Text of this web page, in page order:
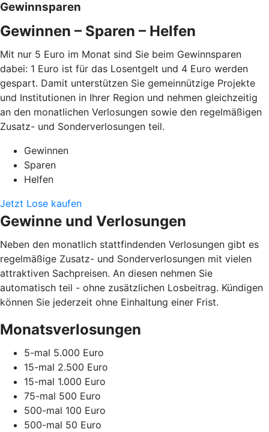
Gewinnsparen
Gewinnen – Sparen – Helfen
Mit nur 5 Euro im Monat sind Sie beim Gewinnsparen
dabei: 1 Euro ist für das Losentgelt und 4 Euro werden
gespart. Damit unterstützen Sie gemeinnützige Projekte
und Institutionen in Ihrer Region und nehmen gleichzeitig
an den monatlichen Verlosungen sowie den regelmäßigen
Zusatz- und Sonderverlosungen teil.
Gewinnen
Sparen
Helfen
Jetzt Lose kaufen
Gewinne und Verlosungen
Neben den monatlich stattfindenden Verlosungen gibt es
regelmäßige Zusatz- und Sonderverlosungen mit vielen
attraktiven Sachpreisen. An diesen nehmen Sie
automatisch teil - ohne zusätzlichen Losbeitrag. Kündigen
können Sie jederzeit ohne Einhaltung einer Frist.
Monatsverlosungen
5-mal 5.000 Euro
15-mal 2.500 Euro
15-mal 1.000 Euro
75-mal 500 Euro
500-mal 100 Euro
500-mal 50 Euro